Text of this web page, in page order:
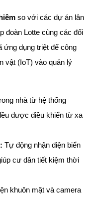
so với các dự án lân
đoàn Lotte cùng các đối
ứng dụng triệt để công
vật (IoT) vào quản lý
nhà từ hệ thống
được điều khiển từ xa
Tự động nhận diện biển
cư dân tiết kiệm thời
khuôn mặt và camera